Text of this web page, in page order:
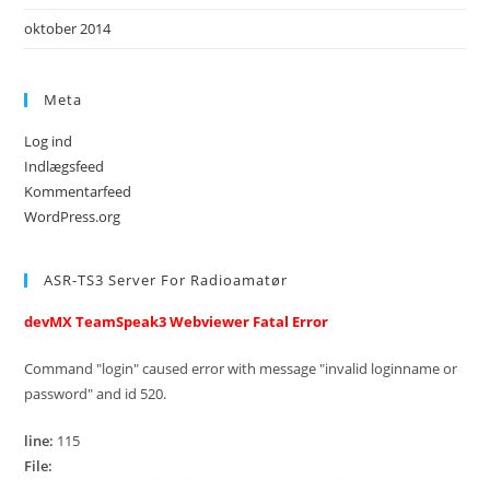
oktober 2014
Meta
Log ind
Indlægsfeed
Kommentarfeed
WordPress.org
ASR-TS3 Server For Radioamatør
devMX TeamSpeak3 Webviewer Fatal Error
Command "login" caused error with message "invalid loginname or
password" and id 520.
line: 115
File: